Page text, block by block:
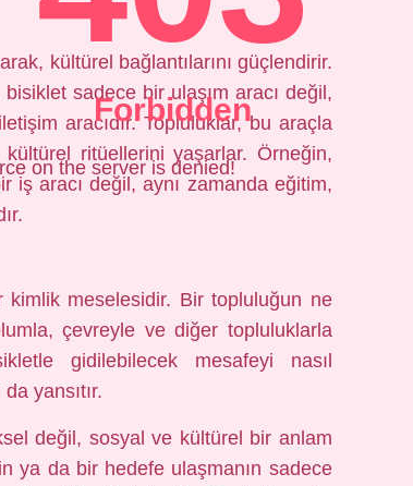
kültürel bağlantılarını güçlendirir.
sadece bir ulaşım aracı değil,
aracıdır. Topluluklar, bu araçla
ritüellerini yaşarlar. Örneğin,
iş aracı değil, aynı zamanda eğitim,
meselesidir. Bir topluluğun ne
çevreyle ve diğer topluluklarla
gidilebilecek mesafeyi nasıl
yansıtır.
değil, sosyal ve kültürel bir anlam
ya da bir hedefe ulaşmanın sadece
Forbidden
on the server is denied!